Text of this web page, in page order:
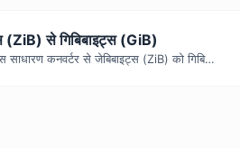
(ZiB) से गिबिबाइट्स (GiB)
आसानी से इस साधारण कनवर्टर से जेबिबाइट्स (ZiB) को गिबिबाइट्स (GiB) में बदलें।